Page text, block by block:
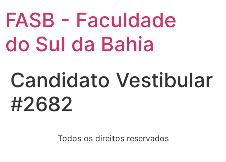
FASB - Faculdade
do Sul da Bahia
Candidato Vestibular
#2682
Todos os direitos reservados